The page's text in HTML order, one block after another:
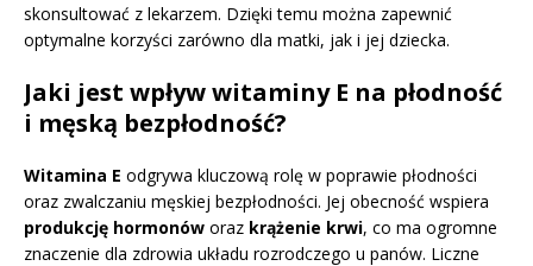
skonsultować z lekarzem. Dzięki temu można zapewnić
optymalne korzyści zarówno dla matki, jak i jej dziecka.
Jaki jest wpływ witaminy E na płodność
i męską bezpłodność?
Witamina E odgrywa kluczową rolę w poprawie płodności
oraz zwalczaniu męskiej bezpłodności. Jej obecność wspiera
produkcję hormonów oraz krążenie krwi, co ma ogromne
znaczenie dla zdrowia układu rozrodczego u panów. Liczne